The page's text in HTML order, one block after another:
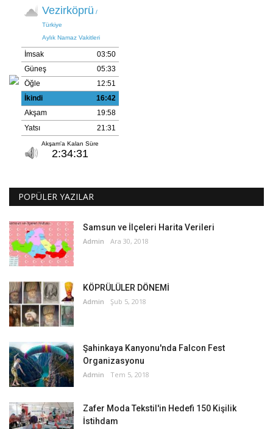
POPÜLER YAZILAR
Samsun ve İlçeleri Harita Verileri
Admin Ara 30, 2018
KÖPRÜLÜLER DÖNEMİ
Admin Şub 5, 2018
Şahinkaya Kanyonu'nda Falcon Fest
Organizasyonu
Admin Tem 5, 2018
Zafer Moda Tekstil'in Hedefi 150 Kişilik
İstihdam